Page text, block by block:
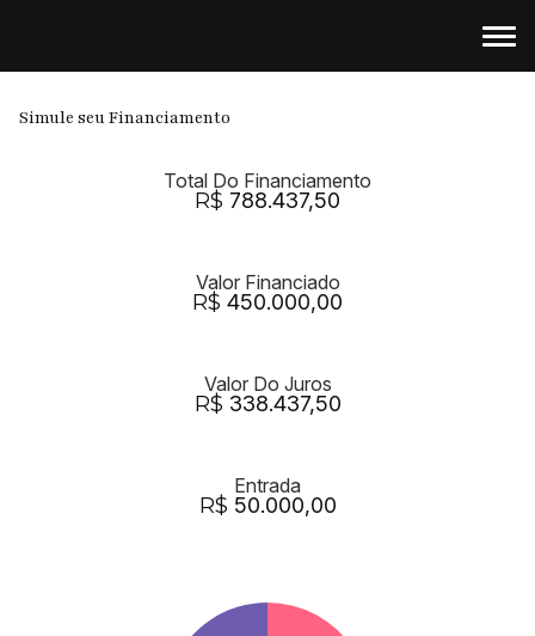
Simule seu Financiamento
Total Do Financiamento
R$ 788.437,50
Valor Financiado
R$ 450.000,00
Valor Do Juros
R$ 338.437,50
Entrada
R$ 50.000,00